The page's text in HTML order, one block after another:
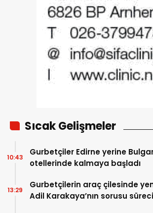
Sıcak Gelişmeler
Gurbetçiler Edirne yerine
otellerinde kalmaya başladı
10:43
Gurbetçilerin araç çilesinde
Adil Karakaya’nın sorusu
13:29